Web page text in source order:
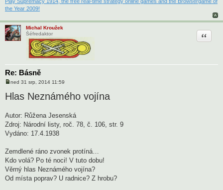
the Year 2009!
Michal Kroužek
Šéfredaktor
Re: Básně
Citace
ř
í
ě
v
e
k
ned 31 srp, 2014 11:59
Hlas Neznámého vojína
Autor: Růžena Jesenská
Zdroj: Národní listy, roč. 78, č. 106, str. 9
Vydáno: 17.4.1938
Zemdlené ráno zvonek protíná…
Kdo volá? Po té noci! V tuto dobu!
Věrný hlas Neznámého vojína?
Od místa poprav? U radnice? Z hrobu?